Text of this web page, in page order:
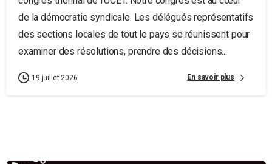
de la démocratie syndicale. Les délégués représentatifs
des sections locales de tout le pays se réunissent pour
examiner des résolutions, prendre des décisions...
19 juillet 2026 En savoir plus